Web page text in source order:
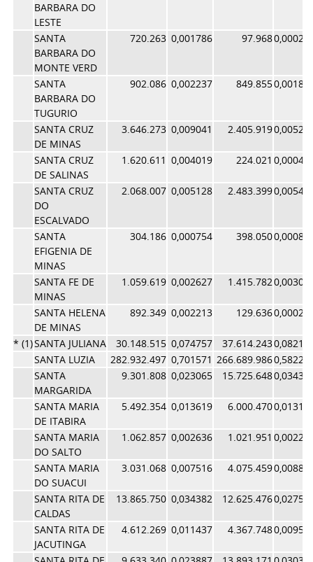
BARBARA DO
LESTE
SANTA
BARBARA DO
MONTE VERD
720.263 0,001786 97.968
SANTA
BARBARA DO
TUGURIO
902.086 0,002237 849.855
SANTA CRUZ
DE MINAS
3.646.273 0,009041 2.405.919
SANTA CRUZ
DE SALINAS
1.620.611 0,004019 224.021
SANTA CRUZ
DO
ESCALVADO
2.068.007 0,005128 2.483.399
SANTA
EFIGENIA DE
MINAS
304.186 0,000754 398.050
SANTA FE DE
MINAS
1.059.619 0,002627 1.415.782
SANTA HELENA
DE MINAS
892.349 0,002213 129.636
* (1)SANTA JULIANA 30.148.515 0,074757 37.614.243
SANTA LUZIA
282.932.497 0,701571 266.689.986
SANTA
MARGARIDA
9.301.808 0,023065 15.725.648
SANTA MARIA
DE ITABIRA
5.492.354 0,013619 6.000.470
SANTA MARIA
DO SALTO
1.062.857 0,002636 1.021.951
SANTA MARIA
DO SUACUI
3.031.068 0,007516 4.075.459
SANTA RITA DE
CALDAS
13.865.750 0,034382 12.625.476
SANTA RITA DE
JACUTINGA
4.612.269 0,011437 4.367.748